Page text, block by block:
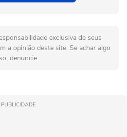
exclusiva de seus
a opinião deste site. Se achar algo
denuncie.
PUBLICIDADE